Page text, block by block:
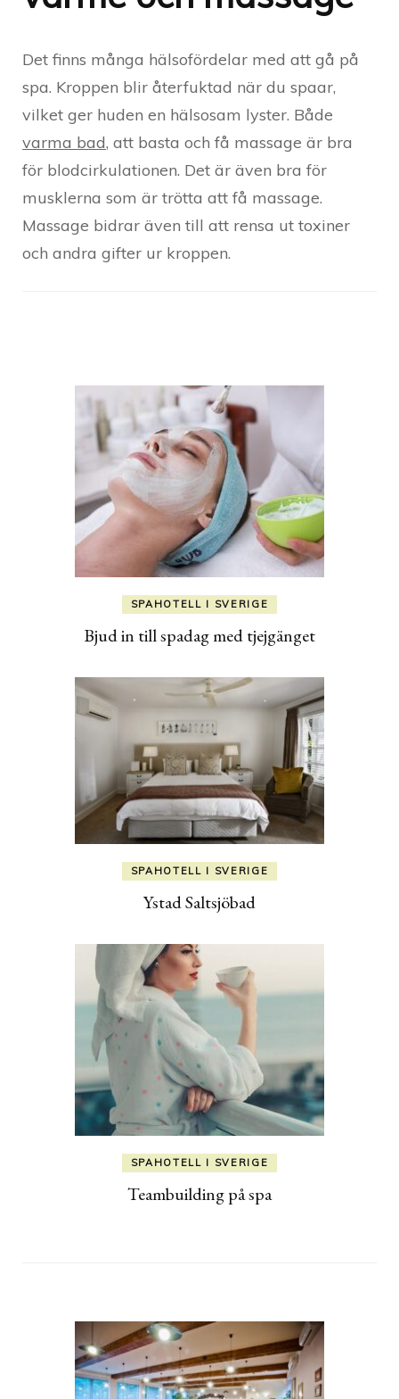
Det finns många hälsofördelar med att gå på
spa. Kroppen blir återfuktad när du spaar,
vilket ger huden en hälsosam lyster. Både
varma bad, att basta och få massage är bra
för blodcirkulationen. Det är även bra för
musklerna som är trötta att få massage.
Massage bidrar även till att rensa ut toxiner
och andra gifter ur kroppen.
SPAHOTELL I SVERIGE
Bjud in till spadag med tjejgänget
SPAHOTELL I SVERIGE
Ystad Saltsjöbad
SPAHOTELL I SVERIGE
Teambuilding på spa